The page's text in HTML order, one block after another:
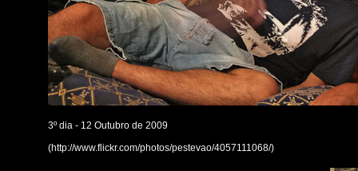
3º dia - 12 Outubro de 2009
(http://www.flickr.com/photos/pestevao/4057111068/)